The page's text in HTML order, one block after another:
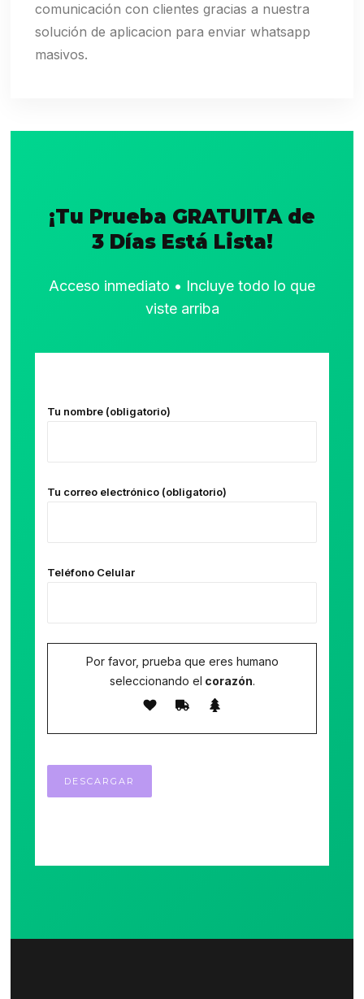
comunicación con clientes gracias a nuestra
solución de aplicacion para enviar whatsapp
masivos.
¡Tu Prueba GRATUITA de
3 Días Está Lista!
Acceso inmediato • Incluye todo lo que
viste arriba
Tu nombre (obligatorio)
Tu correo electrónico (obligatorio)
Teléfono Celular
Por favor, prueba que eres humano
seleccionando el corazón.